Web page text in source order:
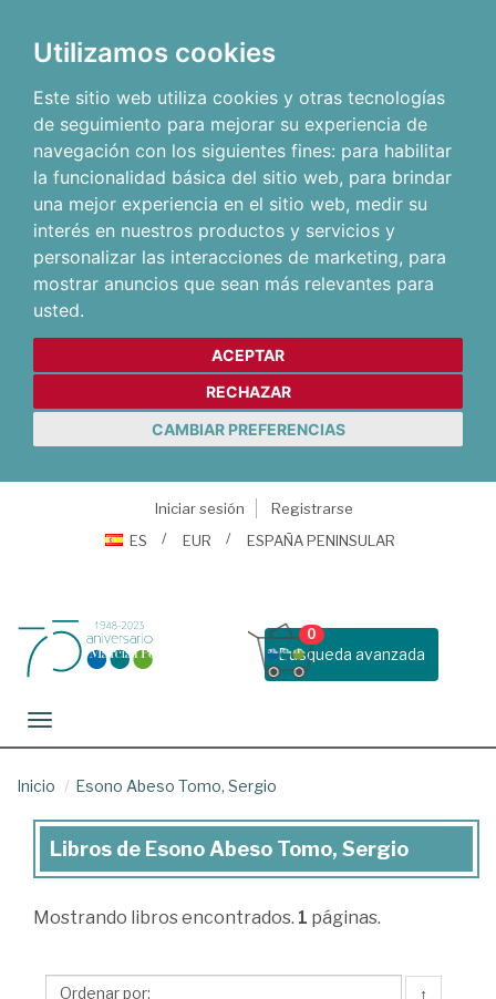
Utilizamos cookies
Este sitio web utiliza cookies y otras tecnologías
de seguimiento para mejorar su experiencia de
navegación con los siguientes fines: para habilitar
la funcionalidad básica del sitio web, para brindar
una mejor experiencia en el sitio web, medir su
interés en nuestros productos y servicios y
personalizar las interacciones de marketing, para
mostrar anuncios que sean más relevantes para
usted.
ACEPTAR
RECHAZAR
CAMBIAR PREFERENCIAS
Iniciar sesión
Registrarse
ES
EUR ESPAÑA PENINSULAR
Busqueda avanzada
0
Toggle navigation
Inicio Esono Abeso Tomo, Sergio
Libros
Esono
Libros de Esono Abeso Tomo, Sergio
Mostrando libros encontrados. 1 páginas.
↑